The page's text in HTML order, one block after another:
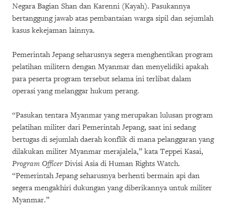
Negara Bagian Shan dan Karenni (Kayah). Pasukannya
bertanggung jawab atas pembantaian warga sipil dan sejumlah
kasus kekejaman lainnya.
Pemerintah Jepang seharusnya segera menghentikan program
pelatihan militern dengan Myanmar dan menyelidiki apakah
para peserta program tersebut selama ini terlibat dalam
operasi yang melanggar hukum perang.
“Pasukan tentara Myanmar yang merupakan lulusan program
pelatihan militer dari Pemerintah Jepang, saat ini sedang
bertugas di sejumlah daerah konflik di mana pelanggaran yang
dilakukan militer Myanmar merajalela,” kata Teppei Kasai,
Program OfficerDivisi Asia di Human Rights Watch.
“Pemerintah Jepang seharusnya berhenti bermain api dan
segera mengakhiri dukungan yang diberikannya untuk militer
Myanmar.”